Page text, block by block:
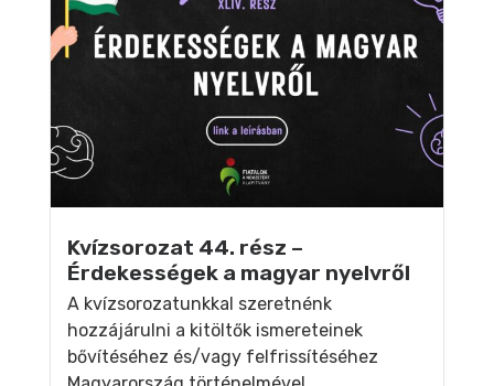
Kvízsorozat 44. rész –
Érdekességek a magyar nyelvről
A kvízsorozatunkkal szeretnénk
hozzájárulni a kitöltők ismereteinek
bővítéséhez és/vagy felfrissítéséhez